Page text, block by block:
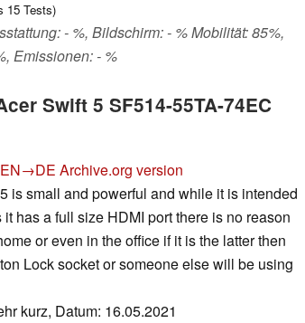
15 Tests)
- %, Bildschirm: - % Mobilität: 85%,
Emissionen: - %
Swift 5 SF514-55TA-74EC
EN→DE Archive.org version
is small and powerful and while it is intended
has a full size HDMI port there is no reason
or even in the office if it is the latter then
Lock socket or someone else will be using
kurz, Datum: 16.05.2021